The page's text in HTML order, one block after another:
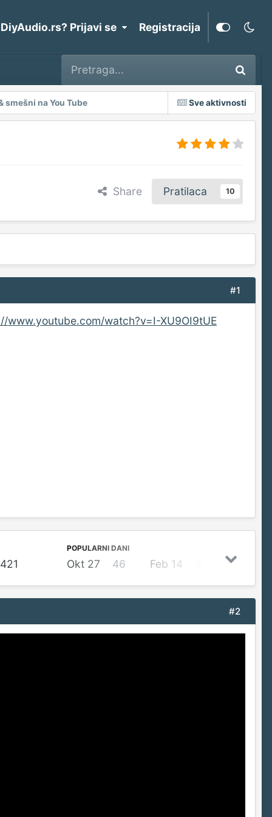
Prijavi se Registracija
Sve aktivnosti
smešni na You Tube
Share Pratilaca 10
#1
www.youtube.com/watch?v=I-XU9OI9tUE
421
POPULARNI DANI
Okt 27 46 Feb 14 Dec 21
#2